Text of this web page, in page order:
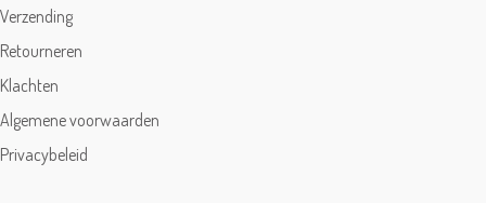
Verzending
Retourneren
Klachten
Algemene voorwaarden
Privacybeleid